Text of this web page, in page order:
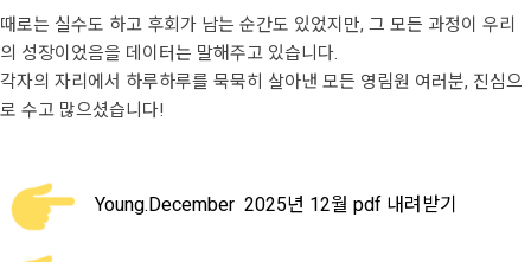
때로는 실수도 하고 후회가 남는 순간도 있었지만, 그 모든 과정이 우리
의 성장이었음을 데이터는 말해주고 있습니다.
각자의 자리에서 하루하루를 묵묵히 살아낸 모든 영림원 여러분, 진심으
로 수고 많으셨습니다!
Young.December 2025년 12월 pdf 내려받기